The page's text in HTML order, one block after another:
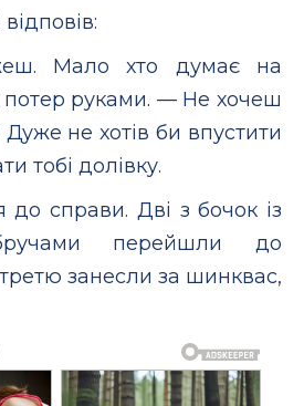
Мало хто думає на
потер руками. — Не хочеш
Дуже не хотів би впустити
тобі долівку.
до справи. Дві з бочок із
перейшли до
третю занесли за шинквас,